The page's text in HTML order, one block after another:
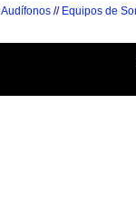
Audífonos // Equipos de